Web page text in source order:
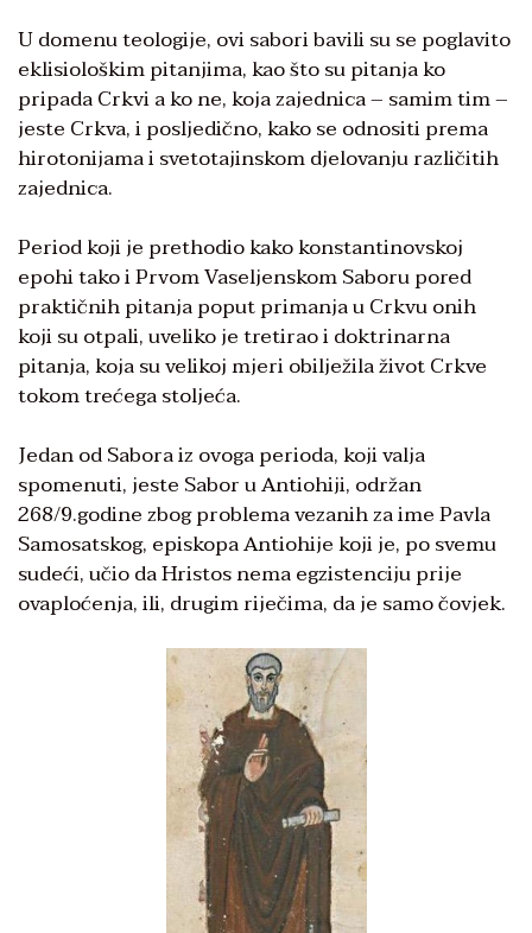
U domenu teologije, ovi sabori bavili su se poglavito
eklisiološkim pitanjima, kao što su pitanja ko
pripada Crkvi a ko ne, koja zajednica – samim tim –
jeste Crkva, i posljedično, kako se odnositi prema
hirotonijama i svetotajinskom djelovanju različitih
zajednica.
Period koji je prethodio kako konstantinovskoj
epohi tako i Prvom Vaseljenskom Saboru pored
praktičnih pitanja poput primanja u Crkvu onih
koji su otpali, uveliko je tretirao i doktrinarna
pitanja, koja su velikoj mjeri obilježila život Crkve
tokom trećega stoljeća.
Jedan od Sabora iz ovoga perioda, koji valja
spomenuti, jeste Sabor u Antiohiji, održan
268/9.godine zbog problema vezanih za ime Pavla
Samosatskog, episkopa Antiohije koji je, po svemu
sudeći, učio da Hristos nema egzistenciju prije
ovaploćenja, ili, drugim riječima, da je samo čovjek.